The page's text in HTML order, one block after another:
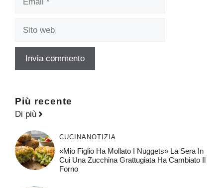
Più recente
Di più
CUCINANOTIZIA
«Mio Figlio Ha Mollato I Nuggets» La Sera In
Cui Una Zucchina Grattugiata Ha Cambiato Il
Forno